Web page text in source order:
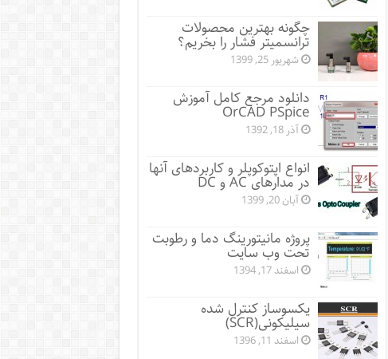
چگونه بهترین محصولات
ترانسمیتر فشار را بخریم؟
شهریور 25, 1399
دانلود مرجع کامل آموزش
OrCAD PSpice
آذر 18, 1392
انواع اپتوکوپلر و کاربردهای آنها
در مدارهای AC و DC
آبان 20, 1399
پروژه مانيتورينگ دما و رطوبت
تحت وب سایت
اسفند 17, 1394
یکسوساز کنترل شده
سیلیکونی(SCR)
اسفند 11, 1396